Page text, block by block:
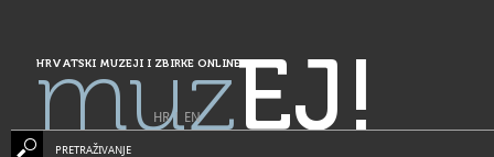
HRVATSKI MUZEJI I ZBIRKE ONLINE
muzEJ!
HR| EN
PRETRAŽIVANJE